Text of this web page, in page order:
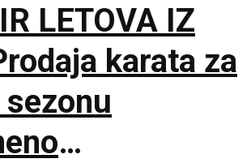
LETOVA IZ
karata za